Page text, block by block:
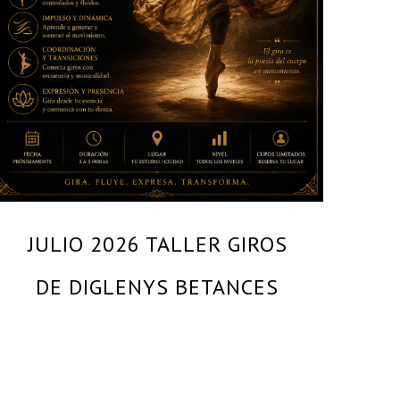
JULIO 2026 TALLER GIROS
DE DIGLENYS BETANCES